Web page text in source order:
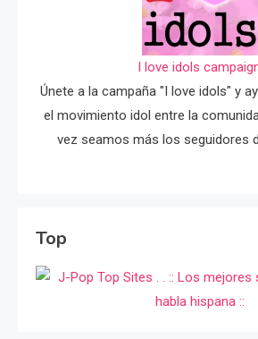
I love idols
Únete a la campaña "I love idols" y
el movimiento idol entre la
vez seamos más los seguidores
Top